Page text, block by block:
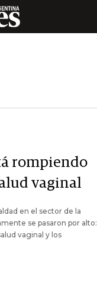
rompiendo
vaginal
en el sector de la
se pasaron por alto:
vaginal y los